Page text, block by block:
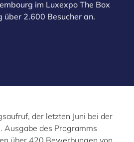
im Luxexpo The Box
2.600 Besucher an.
der letzten Juni bei der
Ausgabe des Programms
über 420 Bewerbungen von